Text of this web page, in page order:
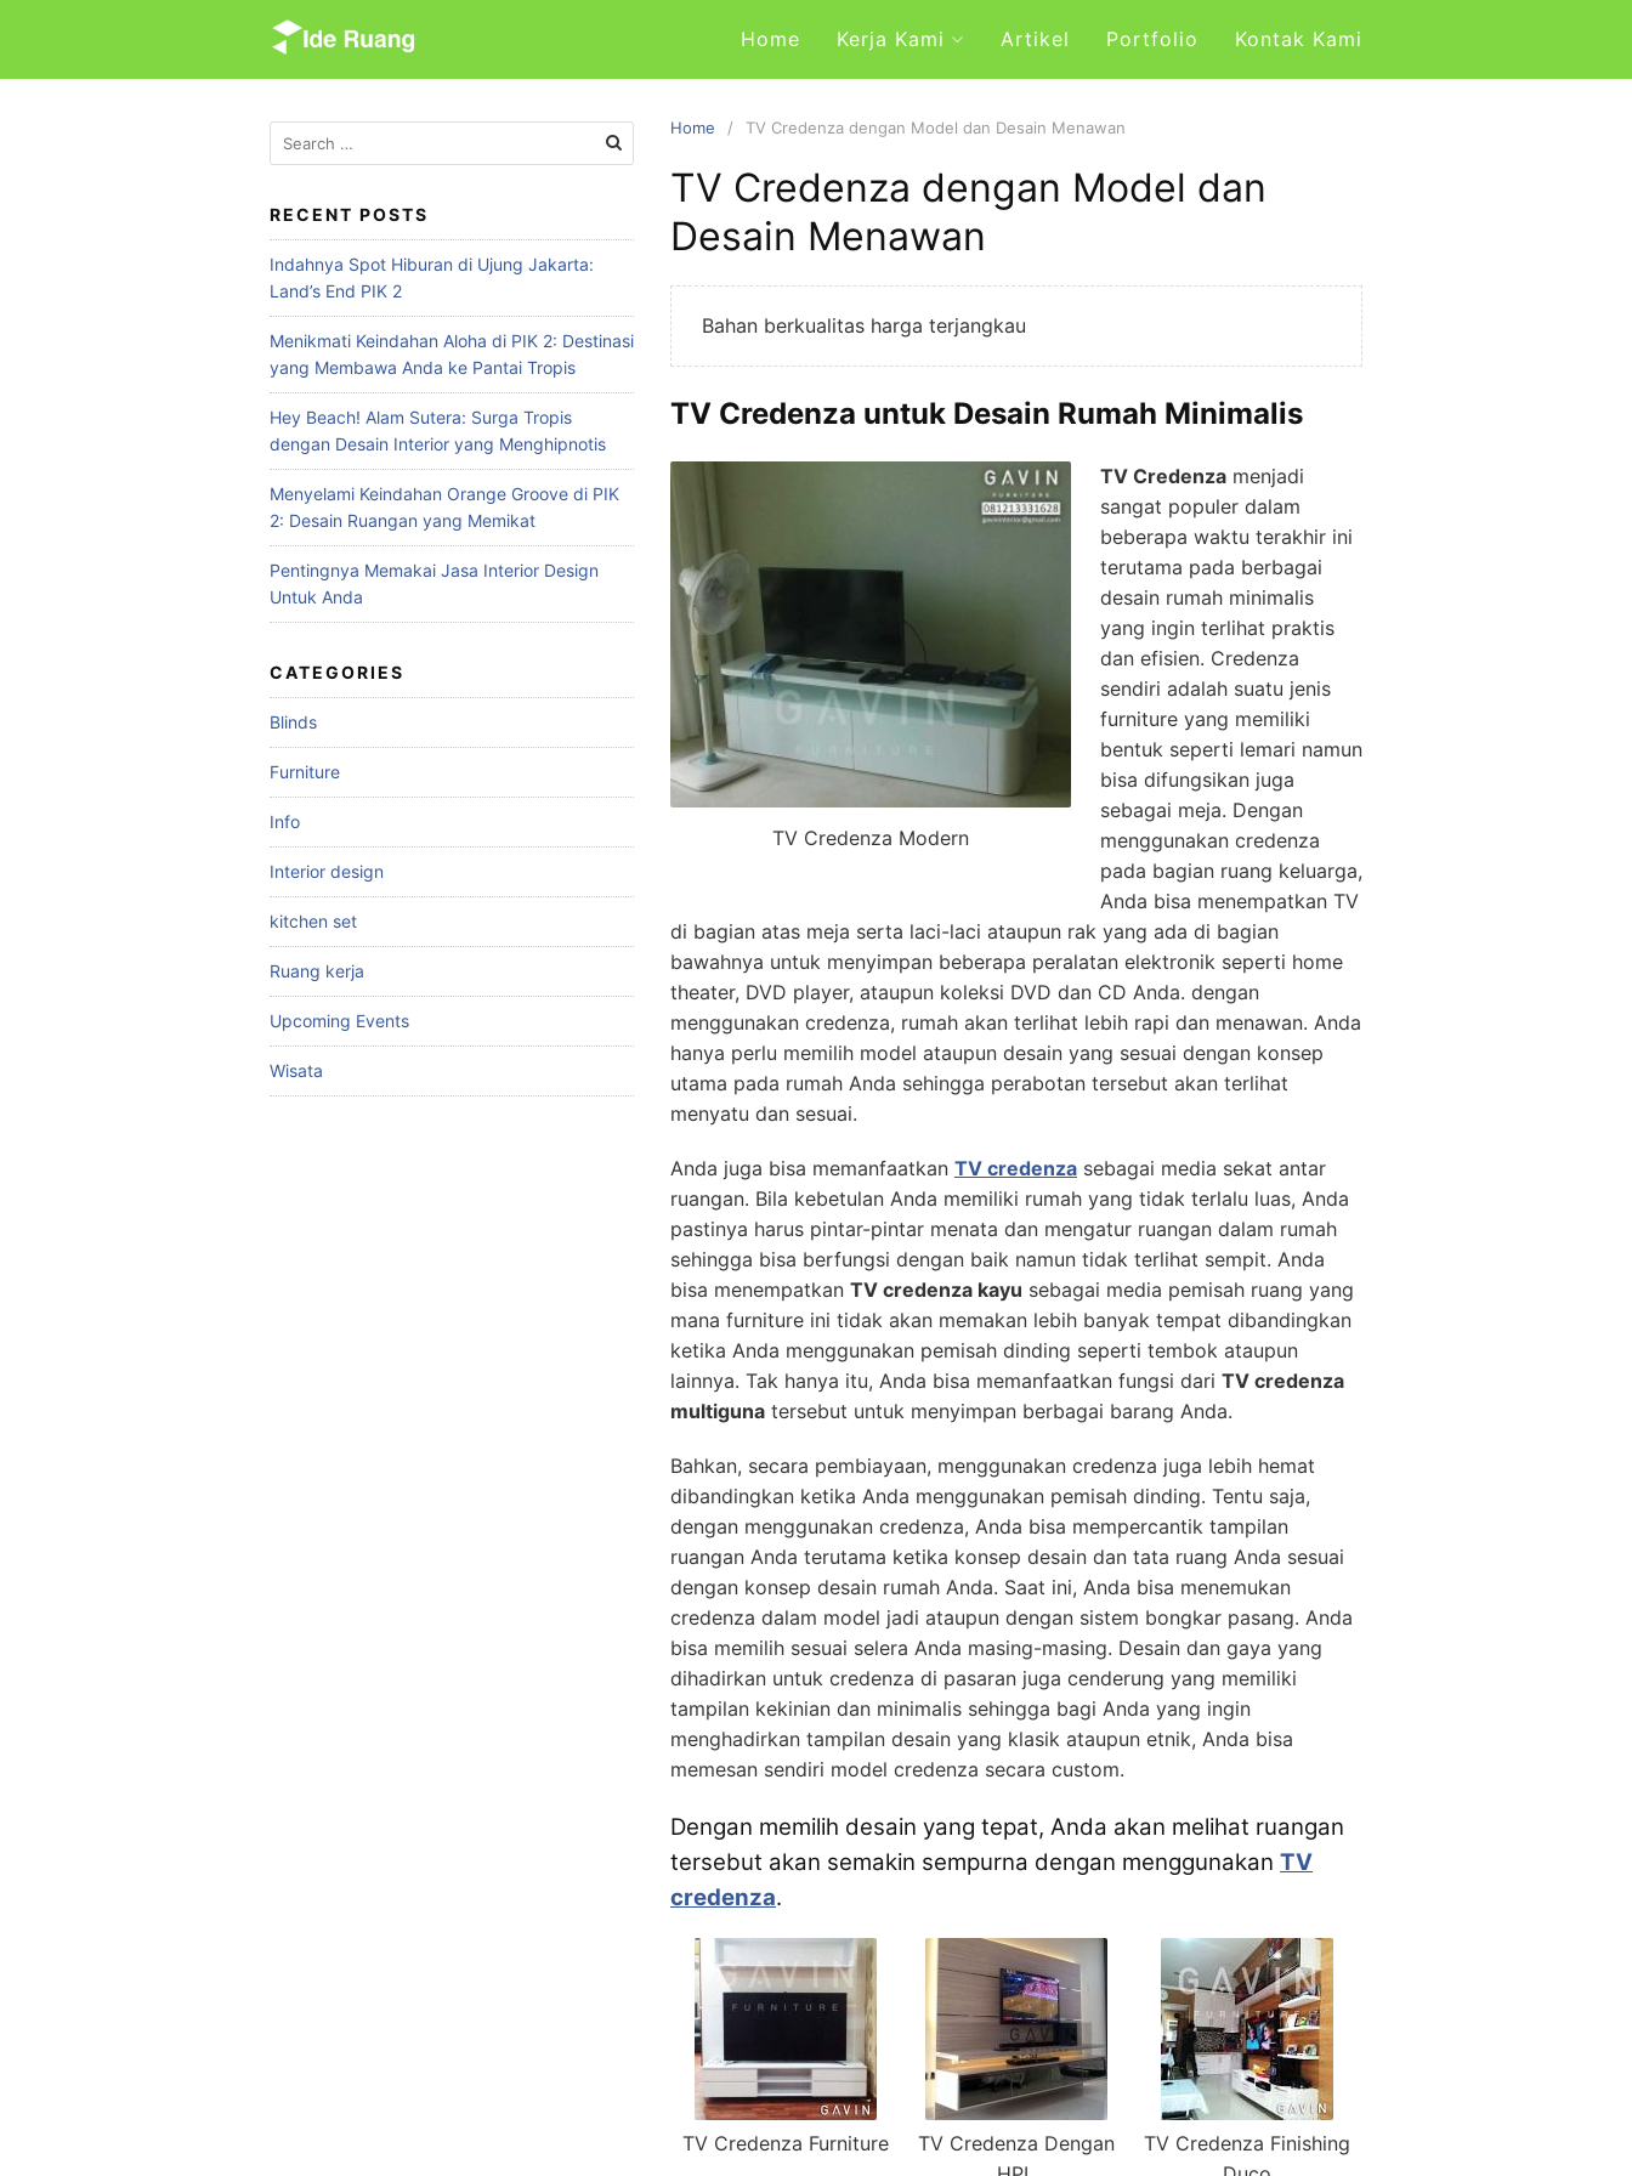
i
Home Kerja Kami Artikel Portfolio Kontak Kami
Home TV Credenza dengan Model dan Desain Menawan
TV Credenza dengan Model dan
Desain Menawan
Bahan berkualitas harga terjangkau
TV Credenza untuk Desain Rumah Minimalis
TV Credenza Modern
TV Credenza menjadi
sangat populer dalam
beberapa waktu terakhir ini
terutama pada berbagai
desain rumah minimalis
yang ingin terlihat praktis
dan efisien. Credenza
sendiri adalah suatu jenis
furniture yang memiliki
bentuk seperti lemari namun
bisa difungsikan juga
sebagai meja. Dengan
menggunakan credenza
pada bagian ruang keluarga,
Anda bisa menempatkan TV
di bagian atas meja serta laci-laci ataupun rak yang ada di bagian
bawahnya untuk menyimpan beberapa peralatan elektronik seperti home
theater, DVD player, ataupun koleksi DVD dan CD Anda. dengan
menggunakan credenza, rumah akan terlihat lebih rapi dan menawan. Anda
hanya perlu memilih model ataupun desain yang sesuai dengan konsep
utama pada rumah Anda sehingga perabotan tersebut akan terlihat
menyatu dan sesuai.
Anda juga bisa memanfaatkan TV credenza sebagai media sekat antar
ruangan. Bila kebetulan Anda memiliki rumah yang tidak terlalu luas, Anda
pastinya harus pintar-pintar menata dan mengatur ruangan dalam rumah
sehingga bisa berfungsi dengan baik namun tidak terlihat sempit. Anda
bisa menempatkan TV credenza kayu sebagai media pemisah ruang yang
mana furniture ini tidak akan memakan lebih banyak tempat dibandingkan
ketika Anda menggunakan pemisah dinding seperti tembok ataupun
lainnya. Tak hanya itu, Anda bisa memanfaatkan fungsi dari TV credenza
multiguna tersebut untuk menyimpan berbagai barang Anda.
Bahkan, secara pembiayaan, menggunakan credenza juga lebih hemat
dibandingkan ketika Anda menggunakan pemisah dinding. Tentu saja,
dengan menggunakan credenza, Anda bisa mempercantik tampilan
ruangan Anda terutama ketika konsep desain dan tata ruang Anda sesuai
dengan konsep desain rumah Anda. Saat ini, Anda bisa menemukan
credenza dalam model jadi ataupun dengan sistem bongkar pasang. Anda
bisa memilih sesuai selera Anda masing-masing. Desain dan gaya yang
dihadirkan untuk credenza di pasaran juga cenderung yang memiliki
tampilan kekinian dan minimalis sehingga bagi Anda yang ingin
menghadirkan tampilan desain yang klasik ataupun etnik, Anda bisa
memesan sendiri model credenza secara custom.
Dengan memilih desain yang tepat, Anda akan melihat ruangan
tersebut akan semakin sempurna dengan menggunakan TV
credenza.
TV Credenza Furniture
TV Credenza Dengan
TV Credenza Finishing
e
r
c
h
f
o
r
:
RECENT POSTS
Indahnya Spot Hiburan di Ujung Jakarta:
Land’s End PIK 2
Menikmati Keindahan Aloha di PIK 2: Destinasi
yang Membawa Anda ke Pantai Tropis
Hey Beach! Alam Sutera: Surga Tropis
dengan Desain Interior yang Menghipnotis
Menyelami Keindahan Orange Groove di PIK
2: Desain Ruangan yang Memikat
Pentingnya Memakai Jasa Interior Design
Untuk Anda
CATEGORIES
Blinds
Furniture
Info
Interior design
kitchen set
Ruang kerja
Upcoming Events
Wisata